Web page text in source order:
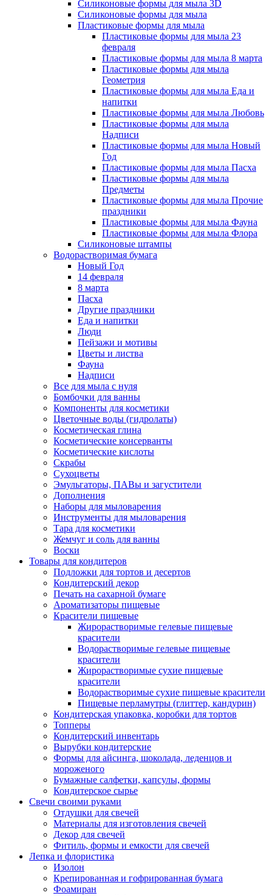
Силиконовые формы для мыла 3D
Силиконовые формы для мыла
Пластиковые формы для мыла
Пластиковые формы для мыла 23
февраля
Пластиковые формы для мыла 8 марта
Пластиковые формы для мыла
Геометрия
Пластиковые формы для мыла Еда и
напитки
Пластиковые формы для мыла Любовь
Пластиковые формы для мыла
Надписи
Пластиковые формы для мыла Новый
Год
Пластиковые формы для мыла Пасха
Пластиковые формы для мыла
Предметы
Пластиковые формы для мыла Прочие
праздники
Пластиковые формы для мыла Фауна
Пластиковые формы для мыла Флора
Силиконовые штампы
Водорастворимая бумага
Новый Год
14 февраля
8 марта
Пасха
Другие праздники
Еда и напитки
Люди
Пейзажи и мотивы
Цветы и листва
Фауна
Надписи
Все для мыла с нуля
Бомбочки для ванны
Компоненты для косметики
Цветочные воды (гидролаты)
Косметическая глина
Косметические консерванты
Косметические кислоты
Скрабы
Сухоцветы
Эмульгаторы, ПАВы и загустители
Дополнения
Наборы для мыловарения
Инструменты для мыловарения
Тара для косметики
Жемчуг и соль для ванны
Воски
Товары для кондитеров
Подложки для тортов и десертов
Кондитерский декор
Печать на сахарной бумаге
Ароматизаторы пищевые
Красители пищевые
Жирорастворимые гелевые пищевые
красители
Водорастворимые гелевые пищевые
красители
Жирорастворимые сухие пищевые
красители
Водорастворимые сухие пищевые красители
Пищевые перламутры (глиттер, кандурин)
Кондитерская упаковка, коробки для тортов
Топперы
Кондитерский инвентарь
Вырубки кондитерские
Формы для айсинга, шоколада, леденцов и
мороженого
Бумажные салфетки, капсулы, формы
Кондитерское сырье
Свечи своими руками
Отдушки для свечей
Материалы для изготовления свечей
Декор для свечей
Фитиль, формы и емкости для свечей
Лепка и флористика
Изолон
Крепированная и гофрированная бумага
Фоамиран